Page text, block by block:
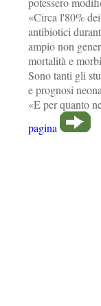
«Circa l'80%
antibiotici
ampio non
mortalità e
Sono tanti gli
e prognosi
«E per quanto
pagina